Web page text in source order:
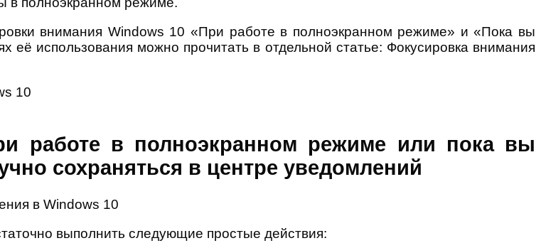
внимания Windows 10 «При работе в полноэкранном режиме» и «Пока вы
использования можно прочитать в отдельной статье: Фокусировка внимания
10
работе в полноэкранном режиме или пока вы
сохраняться в центре уведомлений
выполнить следующие простые действия: